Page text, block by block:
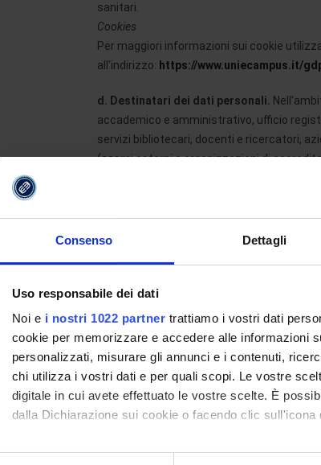
Consenso Dettagli
Uso responsabile dei dati
Noi e i nostri 1022 partner trattiamo i vostri dati
cookie per memorizzare e accedere alle informazioni
personalizzati, misurare gli annunci e i contenuti,
chi utilizza i vostri dati e per quali scopi. Le vostre
digitale in cui avete effettuato le vostre scelte. È
dalla Dichiarazione sui cookie o facendo clic sull'icona
Con il tuo consenso, vorremmo anche:
sanitari.
Cookies
Per maggiori informazioni sui cookie
all'indirizzo: https://www.uniecampus.it/
d. Destinatari dei dati personali.
accademico e amministrativo, ufficio
servizi bibliotecari, docenti e ricercatori,
(esami esterni o organizzazioni di
Per quanto riguarda le finalità descritte al
unico privacy@studiumeducation.it,
In relazione
legalità, correttezza, trasparenza,
con il supporto di mezzi cartacei,
incaricati, con modalità sia manuale,
banche dati in uso. Il Titolare del
livello di sicurezza adeguato al rischio, nel
f.Periodo di conservazione dei dati
Nell'ambito delle finalità sopra indicate, i
Per il periodo di durata del
fiscali, contrattuali, o altre
Per la gestione della richiesta di